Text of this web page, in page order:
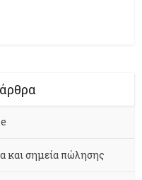
και σημεία πώλησης